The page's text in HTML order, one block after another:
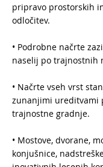
pripravo prostorskih
odločitev.
• Podrobne načrte
naselij po trajnostnih
• Načrte vseh vrst
zunanjimi ureditvami
trajnostne gradnje.
• Mostove, dvorane,
konjušnice,